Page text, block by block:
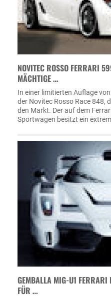
NOVITEC ROSSO FERRARI
MÄCHTIGE …
In einer limitierten Auflage
der Novitec Rosso Race 848,
den Markt. Der auf dem
Sportwagen besitzt ein
GEMBALLA MIG-U1 FERRARI
FÜR …